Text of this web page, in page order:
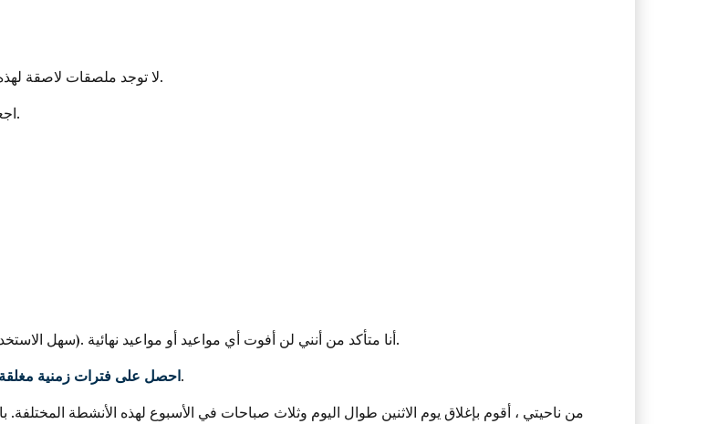
لا توجد ملصقات لاصقة لهذه التذكيرات على وجه الخصوص: ضعها مباشرة في سلة المهملات.
اجعل من المعتاد حفظ بطاقات العمل المستردة في أحداث التواصل.
أستخدم تقويم Google ، المتزامن مع أدواتي المختلفة (CRM ، سهل الاستخدام). أنا متأكد من أنني لن أفوت أي مواعيد أو مواعيد نهائية.
احصل على فترات زمنية: تجارية ، إدارية ، اتصالات ، إنتاج.
من ناحيتي ، أقوم بإغلاق يوم الاثنين طوال اليوم وثلاث صباحات في الأسبوع لهذه الأنشطة